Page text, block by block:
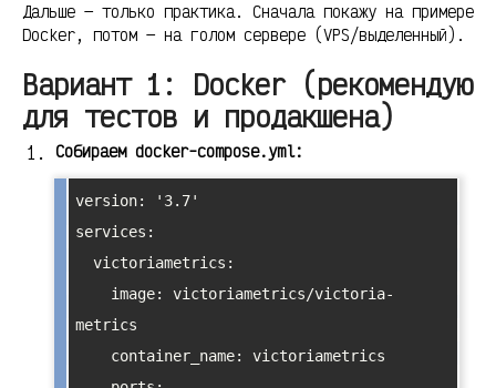
Дальше — только практика. Сначала покажу на примере
Docker, потом — на голом сервере (VPS/выделенный).
Вариант 1: Docker (рекомендую
для тестов и продакшена)
Собираем docker-compose.yml:
version: '3.7'
services:
metrics